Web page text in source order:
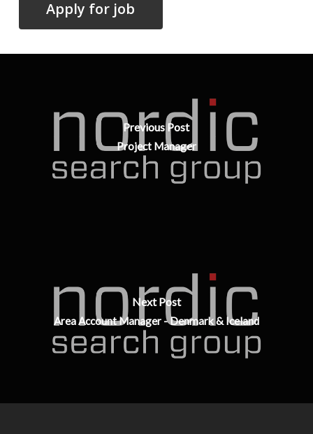
Previous Post
Project Manager
Next Post
Area Account Manager - Denmark & Iceland